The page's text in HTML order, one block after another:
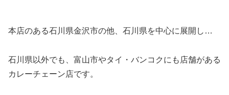
本店のある石川県金沢市の他、石川県を中心に展開し…
石川県以外でも、富山市やタイ・バンコクにも店舗がある
カレーチェーン店です。